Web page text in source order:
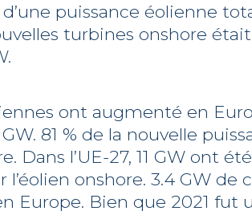
puissance éolienne
turbines onshore
ont augmenté en
81 % de la nouvelle
Dans l’UE-27, 11 GW ont
onshore. 3.4 GW de
Europe. Bien que 2021 fut